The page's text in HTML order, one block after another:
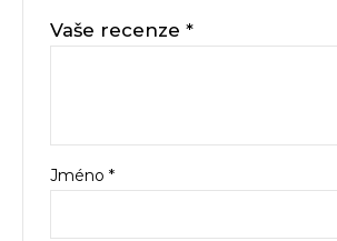
Vaše recenze*
Jméno*